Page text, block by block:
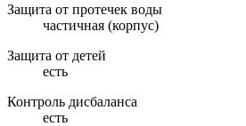
Защита от протечек воды
частичная (корпус)
Защита от детей
есть
Контроль дисбаланса
есть